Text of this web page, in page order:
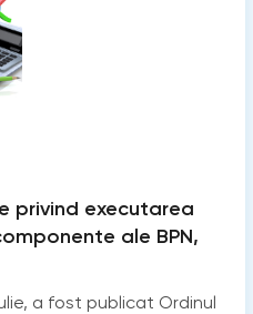
privind executarea
ale BPN,
a fost publicat Ordinul